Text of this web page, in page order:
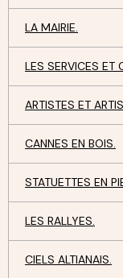
LA MAIRIE.
LES SERVICES ET
ARTISTES ET
CANNES EN BOIS.
STATUETTES EN
LES RALLYES.
CIELS ALTIANAIS.